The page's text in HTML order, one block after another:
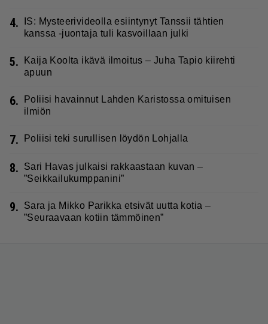
4.
IS: Mysteerivideolla esiintynyt Tanssii tähtien
kanssa -juontaja tuli kasvoillaan julki
5.
Kaija Koolta ikävä ilmoitus – Juha Tapio kiirehti
apuun
6.
Poliisi havainnut Lahden Karistossa omituisen
ilmiön
7. Poliisi teki surullisen löydön Lohjalla
8.
Sari Havas julkaisi rakkaastaan kuvan –
”Seikkailukumppanini”
9.
Sara ja Mikko Parikka etsivät uutta kotia –
”Seuraavaan kotiin tämmöinen”